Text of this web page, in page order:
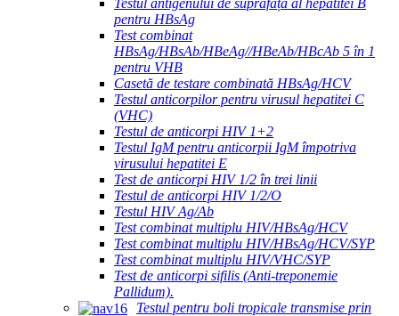
Testul antigenului de suprafață al hepatitei B
pentru HBsAg
Test combinat
HBsAg/HBsAb/HBeAg//HBeAb/HBcAb 5 în 1
pentru VHB
Casetă de testare combinată HBsAg/HCV
Testul anticorpilor pentru virusul hepatitei C
(VHC)
Testul de anticorpi HIV 1+2
Testul IgM pentru anticorpii IgM împotriva
virusului hepatitei E
Test de anticorpi HIV 1/2 în trei linii
Testul de anticorpi HIV 1/2/O
Testul HIV Ag/Ab
Test combinat multiplu HIV/HBsAg/HCV
Test combinat multiplu HIV/HBsAg/HCV/SYP
Test combinat multiplu HIV/VHC/SYP
Test de anticorpi sifilis (Anti-treponemie
Pallidum).
Testul pentru boli tropicale transmise prin